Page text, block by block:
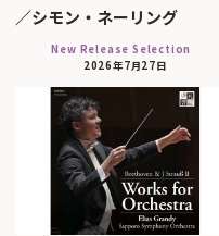
／シモン・ネーリング
New Release Selection
2026年7月27日